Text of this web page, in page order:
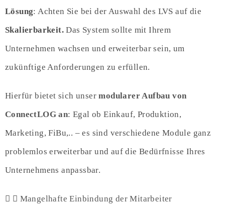
Lösung: Achten Sie bei der Auswahl des LVS auf die
Skalierbarkeit. Das System sollte mit Ihrem
Unternehmen wachsen und erweiterbar sein, um
zukünftige Anforderungen zu erfüllen.
Hierfür bietet sich unsermodularer Aufbau von
ConnectLOG an: Egal ob Einkauf, Produktion,
Marketing, FiBu,.. – es sind verschiedene Module ganz
problemlos erweiterbar und auf die Bedürfnisse Ihres
Unternehmens anpassbar.
Mangelhafte Einbindung der Mitarbeiter